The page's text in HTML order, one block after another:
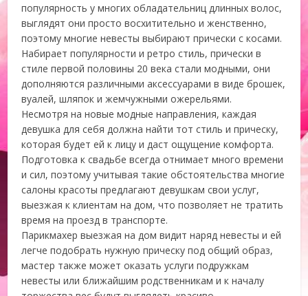
популярность у многих обладательниц длинных волос,
выглядят они просто восхитительно и женственно,
поэтому многие невесты выбирают прически с косами.
Набирает популярности и ретро стиль, прически в
стиле первой половины 20 века стали модными, они
дополняются различными аксессуарами в виде брошек,
вуалей, шляпок и жемчужными ожерельями.
Несмотря на новые модные направления, каждая
девушка для себя должна найти тот стиль и прическу,
которая будет ей к лицу и даст ощущение комфорта.
Подготовка к свадьбе всегда отнимает много времени
и сил, поэтому учитывая такие обстоятельства многие
салоны красоты предлагают девушкам свои услуг,
выезжая к клиентам на дом, что позволяет не тратить
время на проезд в транспорте.
Парикмахер выезжая на дом видит наряд невесты и ей
легче подобрать нужную прическу под общий образ,
мастер также может оказать услуги подружкам
невесты или ближайшим родственникам и к началу